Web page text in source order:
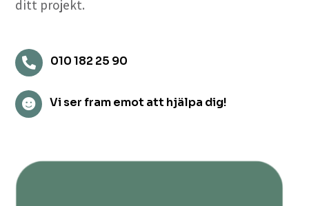
ditt projekt.
 010 182 25 90
 Vi ser fram emot att hjälpa dig!